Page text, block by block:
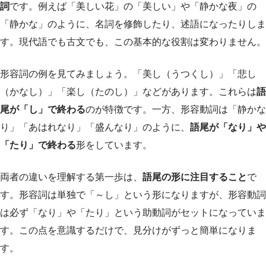
詞です。例えば「美しい花」の「美しい」や「静かな夜」の
「静かな」のように、名詞を修飾したり、述語になったりしま
す。現代語でも古文でも、この基本的な役割は変わりません。
形容詞の例を見てみましょう。「美し（うつくし）」「悲し
（かなし）」「楽し（たのし）」などがあります。これらは語
尾が「し」で終わるのが特徴です。一方、形容動詞は「静かな
り」「あはれなり」「盛んなり」のように、 語尾が「なり」や
「たり」で終わる形をしています。
両者の違いを理解する第一歩は、 語尾の形に注目することで
す。形容詞は単独で「～し」という形になりますが、形容動詞
は必ず「なり」や「たり」という助動詞がセットになっていま
す。この点を意識するだけで、見分けがずっと簡単になりま
す。